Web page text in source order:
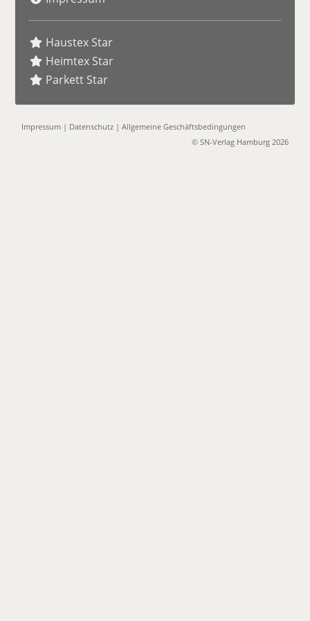
Haustex Star
Heimtex Star
Parkett Star
Impressum | Datenschutz |Allgemeine Geschäftsbedingungen
© SN-Verlag Hamburg 2026